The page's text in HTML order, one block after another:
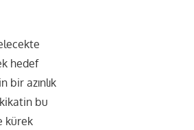
hedef
bir azınlık
bu
kürek